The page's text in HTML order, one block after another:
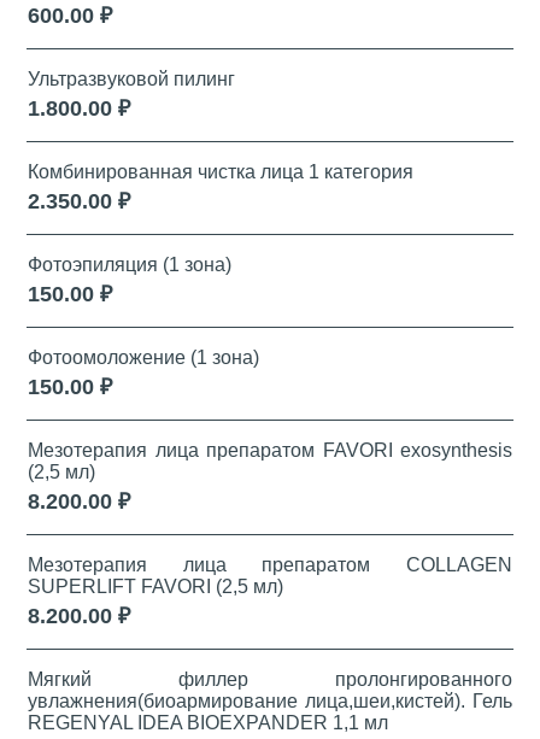
600.00 ₽
Ультразвуковой пилинг
1.800.00 ₽
Комбинированная чистка лица 1 категория
2.350.00 ₽
Фотоэпиляция (1 зона)
150.00 ₽
Фотоомоложение (1 зона)
150.00 ₽
Мезотерапия лица препаратом FAVORI exosynthesis
(2,5 мл)
8.200.00 ₽
Мезотерапия лица препаратом COLLAGEN
SUPERLIFT FAVORI (2,5 мл)
8.200.00 ₽
Мягкий филлер пролонгированного
увлажнения(биоармирование лица,шеи,кистей). Гель
REGENYAL IDEA BIOEXPANDER 1,1 мл